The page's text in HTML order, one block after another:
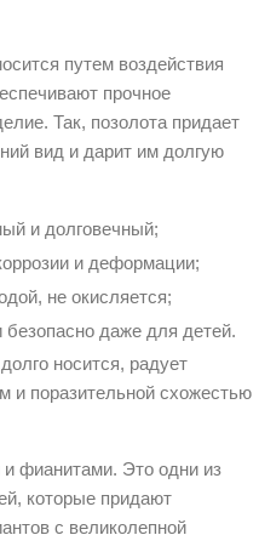
путем воздействия
прочное
Так, позолота придает
вид и дарит им долгую
и долговечный;
и деформации;
не окисляется;
безопасно даже для детей.
носится, радует
и поразительной схожестью
и фианитами. Это одни из
которые придают
с великолепной